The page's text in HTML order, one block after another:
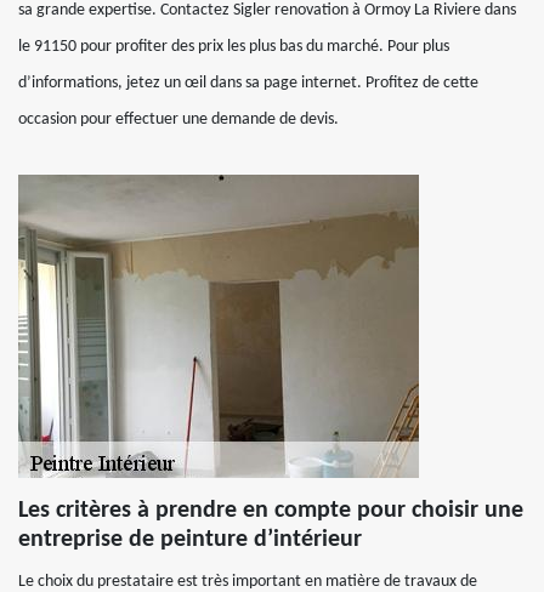
sa grande expertise. Contactez Sigler renovation à Ormoy La Riviere dans
le 91150 pour profiter des prix les plus bas du marché. Pour plus
d’informations, jetez un œil dans sa page internet. Profitez de cette
occasion pour effectuer une demande de devis.
Les critères à prendre en compte pour choisir une
entreprise de peinture d’intérieur
Le choix du prestataire est très important en matière de travaux de